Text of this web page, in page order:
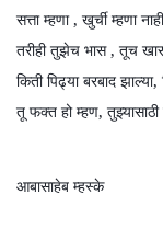
सत्ता म्हणा, खुर्ची म्हणा
तरीही तुझेच भास, तूच
किती पिढ्या बरबाद झाल्या,
तू फक्त हो म्हण, तुझ्यासाठी
आबासाहेब म्हस्के